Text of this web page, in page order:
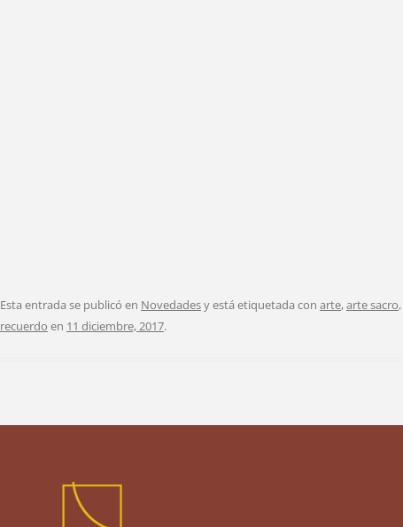
Esta entrada se publicó en Novedadesy está etiquetada con arte,arte sacro,
recuerdo en 11 diciembre, 2017.